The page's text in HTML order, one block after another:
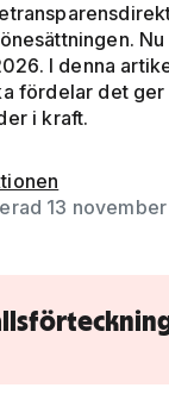
I denna
fördelar det
i kraft.
13
Gå vidare till